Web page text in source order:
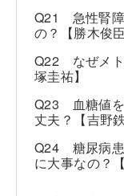
Q21 急性腎障
の？【勝木俊臣
Q22 なぜメト
塚圭祐】
Q23 血糖値を
丈夫？【吉野鉄
Q24 糖尿病患
に大事なの？